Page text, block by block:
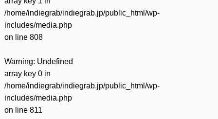
/home/indiegrab/indiegrab.jp/public_html/wp-
includes/media.php
on line 808
Warning: Undefined
array key 0 in
/home/indiegrab/indiegrab.jp/public_html/wp-
includes/media.php
on line 811